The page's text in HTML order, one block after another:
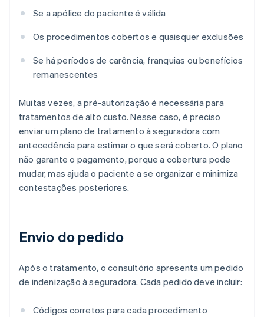
Se a apólice do paciente é válida
Os procedimentos cobertos e quaisquer exclusões
Se há períodos de carência, franquias ou benefícios
remanescentes
Muitas vezes, a pré-autorização é necessária para
tratamentos de alto custo. Nesse caso, é preciso
enviar um plano de tratamento à seguradora com
antecedência para estimar o que será coberto. O plano
não garante o pagamento, porque a cobertura pode
mudar, mas ajuda o paciente a se organizar e minimiza
contestações posteriores.
Envio do pedido
Após o tratamento, o consultório apresenta um pedido
de indenização à seguradora. Cada pedido deve incluir:
Códigos corretos para cada procedimento